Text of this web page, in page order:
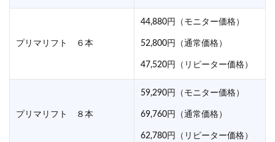
プリマリフト ６本
44,880円（モニター価格）
52,800円（通常価格）
47,520円（リピーター価格）
プリマリフト ８本
59,290円（モニター価格）
69,760円（通常価格）
62,780円（リピーター価格）